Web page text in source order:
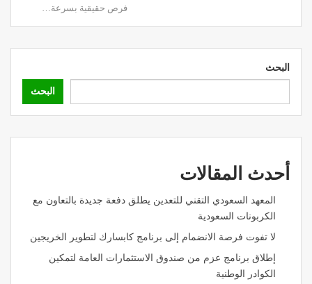
فرص حقيقية بسرعة…
البحث
البحث
أحدث المقالات
المعهد السعودي التقني للتعدين يطلق دفعة جديدة بالتعاون مع
الكربونات السعودية
لا تفوت فرصة الانضمام إلى برنامج كابسارك لتطوير الخريجين
إطلاق برنامج عزم من صندوق الاستثمارات العامة لتمكين
الكوادر الوطنية